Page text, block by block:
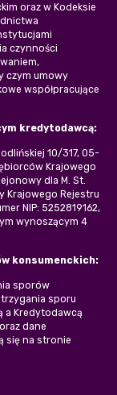
oraz w Kodeksie
czynności
czym umowy
współpracujące
kredytodawcą:
10/317, 05-
Krajowego
dla M. St.
Krajowego Rejestru
NIP: 5252819162,
wynoszącym 4
konsumenckich:
sporów
sporu
a Kredytodawcą
dane
się na stronie